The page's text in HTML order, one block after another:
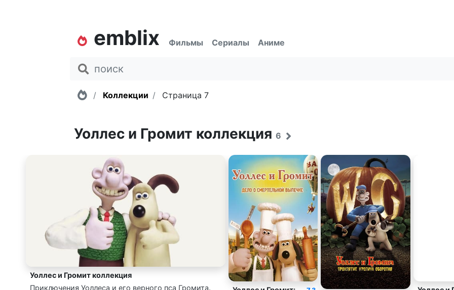
emblix Фильмы Сериалы Аниме
Главная
Коллекции Страница 7
Уоллес и Громит коллекция 6
Уоллес и Громит коллекция
Приключения Уоллеса и его верного пса Громита.